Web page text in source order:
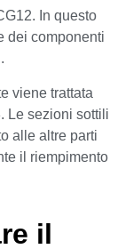
In questo
dei componenti
viene trattata
Le sezioni sottili
alle altre parti
il riempimento
il